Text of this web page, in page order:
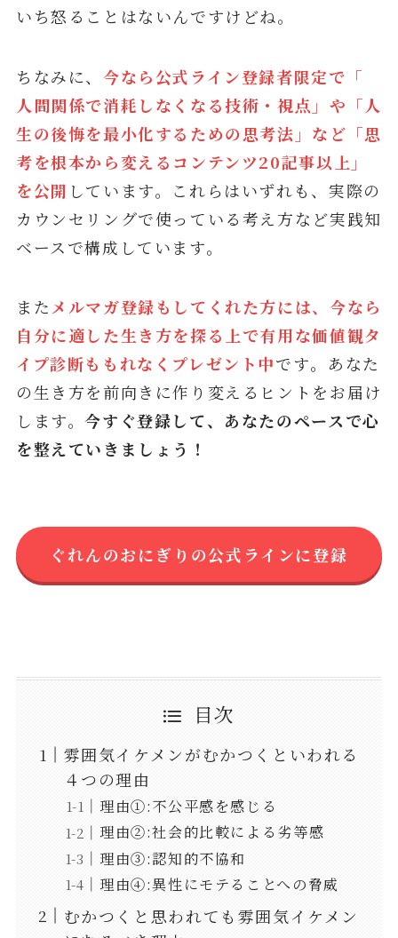
いち怒ることはないんですけどね。
ちなみに、 今なら公式ライン登録者限定で「
人間関係で消耗しなくなる技術・視点」や「人
生の後悔を最小化するための思考法」など「思
考を根本から変えるコンテンツ20記事以上」
を公開 しています。これらはいずれも、実際の
カウンセリングで使っている考え方など実践知
ベースで構成しています。
またメルマガ登録もしてくれた方には、今なら
自分に適した生き方を探る上で有用な価値観タ
イプ診断ももれなくプレゼント中です。 あなた
の生き方を前向きに作り変えるヒントをお届け
します。今すぐ登録して、あなたのペースで心
を整えていきましょう！
ぐれんのおにぎりの公式ラインに登録
目次
雰囲気イケメンがむかつくといわれる
４つの理由
理由①:不公平感を感じる
理由②:社会的比較による劣等感
理由③:認知的不協和
理由④:異性にモテることへの脅威
むかつくと思われても雰囲気イケメン